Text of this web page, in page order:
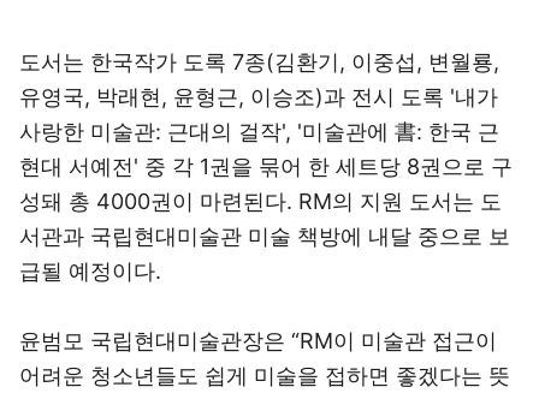
도서는 한국작가 도록 7종(김환기, 이중섭, 변월룡,
유영국, 박래현, 윤형근, 이승조)과 전시 도록 '내가
사랑한 미술관: 근대의 걸작', '미술관에 書: 한국 근
현대 서예전' 중 각 1권을 묶어 한 세트당 8권으로 구
성돼 총 4000권이 마련된다. RM의 지원 도서는 도
서관과 국립현대미술관 미술 책방에 내달 중으로 보
급될 예정이다.
윤범모 국립현대미술관장은 “RM이 미술관 접근이
어려운 청소년들도 쉽게 미술을 접하면 좋겠다는 뜻